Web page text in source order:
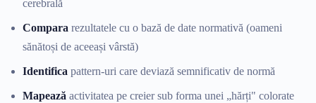
cerebrală
Compara rezultatele cu o bază de date normativă (oameni
sănătoși de aceeași vârstă)
Identifica pattern-uri care deviază semnificativ de normă
Mapează activitatea pe creier sub forma unei „hărți" colorate